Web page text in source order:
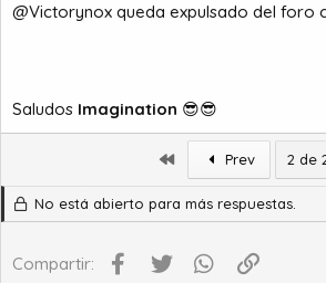
@Victorynox queda expulsado del foro
Saludos Imagination 😎😎
PrimeroPrev 2 de
No está abierto para más respuestas.
Compartir: Facebook
Twitter WhatsApp